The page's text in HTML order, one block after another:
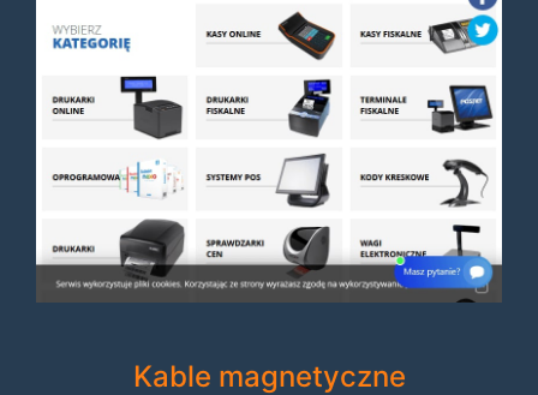
Kable magnetyczne